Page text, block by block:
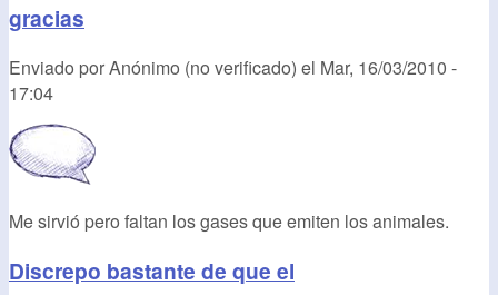
gracias
Enviado porAnónimo (no verificado) el Mar, 16/03/2010 -
17:04
Me sirvió pero faltan los gases que emiten los animales.
Discrepo bastante de que el